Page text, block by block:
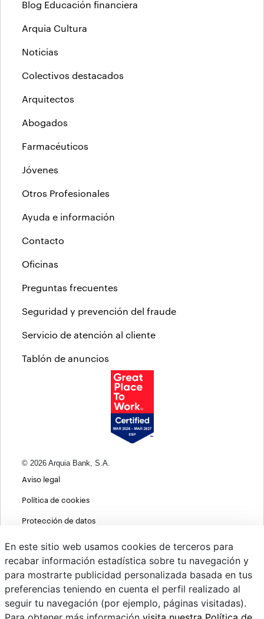
Blog Educación financiera
Arquia Cultura
Noticias
Colectivos destacados
Arquitectos
Abogados
Farmacéuticos
Jóvenes
Otros Profesionales
Ayuda e información
Contacto
Oficinas
Preguntas frecuentes
Seguridad y prevención del fraude
Servicio de atención al cliente
Tablón de anuncios
© 2026 Arquia Bank, S.A.
Aviso legal
Política de cookies
Protección de datos
Política de privacidad web
MIFID
PSD2
En este sitio web usamos cookies de terceros para
recabar información estadística sobre tu navegación y
para mostrarte publicidad personalizada basada en tus
preferencias teniendo en cuenta el perfil realizado al
seguir tu navegación (por ejemplo, páginas visitadas).